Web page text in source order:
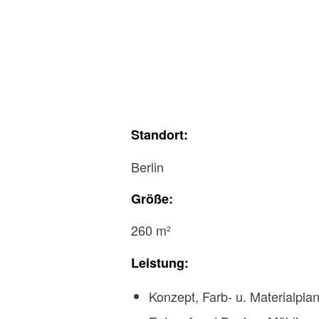
Standort:
Berlin
Größe:
260 m²
Leistung:
Konzept, Farb- u.